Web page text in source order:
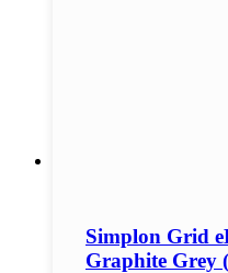
Simplon Grid
Graphite Grey